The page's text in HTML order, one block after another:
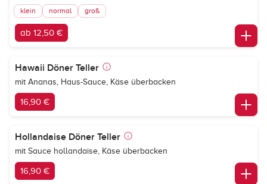
klein normal groß
ab 12,50 €
Hawaii Döner Teller
mit Ananas, Haus-Sauce, Käse überbacken
16,90 €
Hollandaise Döner Teller
mit Sauce hollandaise, Käse überbacken
16,90 €